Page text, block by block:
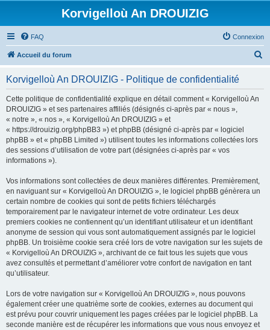
Korvigelloù An DROUIZIG
FAQ Connexion
Accueil du forum
Korvigelloù An DROUIZIG - Politique de confidentialité
Cette politique de confidentialité explique en détail comment « Korvigelloù An
DROUIZIG » et ses partenaires affiliés (désignés ci-après par « nous »,
« notre », « nos », « Korvigelloù An DROUIZIG » et
« https://drouizig.org/phpBB3 ») et phpBB (désigné ci-après par « logiciel
phpBB » et « phpBB Limited ») utilisent toutes les informations collectées lors
des sessions d’utilisation de votre part (désignées ci-après par « vos
informations »).
Vos informations sont collectées de deux manières différentes. Premièrement,
en naviguant sur « Korvigelloù An DROUIZIG », le logiciel phpBB génèrera un
certain nombre de cookies qui sont de petits fichiers téléchargés
temporairement par le navigateur internet de votre ordinateur. Les deux
premiers cookies ne contiennent qu’un identifiant utilisateur et un identifiant
anonyme de session qui vous sont automatiquement assignés par le logiciel
phpBB. Un troisième cookie sera créé lors de votre navigation sur les sujets de
« Korvigelloù An DROUIZIG », archivant de ce fait tous les sujets que vous
avez consultés et permettant d’améliorer votre confort de navigation en tant
qu’utilisateur.
Lors de votre navigation sur « Korvigelloù An DROUIZIG », nous pouvons
également créer une quatrième sorte de cookies, externes au document qui
est prévu pour couvrir uniquement les pages créées par le logiciel phpBB. La
seconde manière est de récupérer les informations que vous nous envoyez et